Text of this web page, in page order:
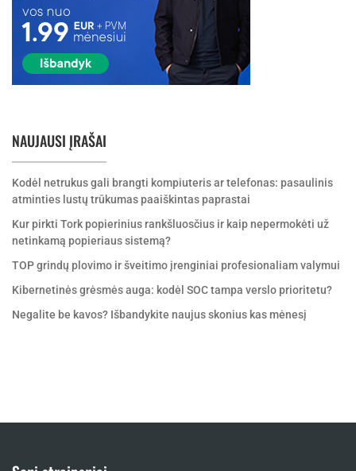
NAUJAUSI ĮRAŠAI
Kodėl netrukus gali brangti kompiuteris ar telefonas: pasaulinis
atminties lustų trūkumas paaiškintas paprastai
Kur pirkti Tork popierinius rankšluosčius ir kaip nepermokėti už
netinkamą popieriaus sistemą?
TOP grindų plovimo ir šveitimo įrenginiai profesionaliam valymui
Kibernetinės grėsmės auga: kodėl SOC tampa verslo prioritetu?
Negalite be kavos? Išbandykite naujus skonius kas mėnesį